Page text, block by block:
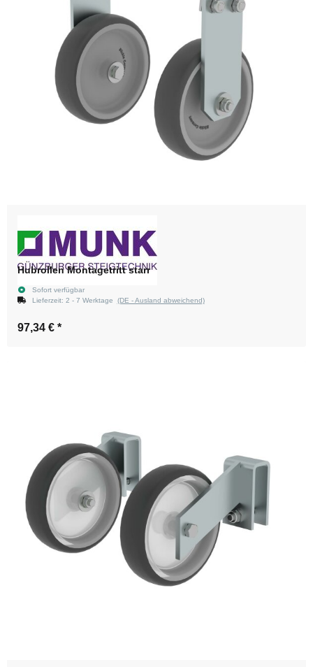
Hubrollen Montagetritt starr
Sofort verfügbar
Lieferzeit: 2 - 7 Werktage (DE - Ausland abweichend)
97,34 € *